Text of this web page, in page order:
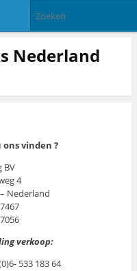
Nederland
vinden ?
BV
4
Nederland
verkoop:
533 183 64